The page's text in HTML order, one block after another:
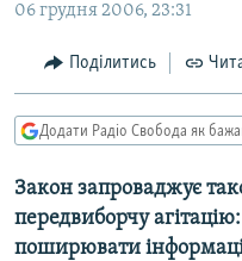
Перейти
пошуку
СУСПІЛЬСТВО
КУЛЬТУРА
СПОРТ
СВІТ
ДОНБАС.РЕАЛІЇ
КРИМ.РЕАЛІЇ
ТИ ЯК?
КИТАЙ.ВИКЛИКИ
МУЛЬТИМЕДІА
06 грудня 2006, 23:31
Поділитись
Додати Радіо Свобода як
Закон запроваджує
передвиборчу
поширювати